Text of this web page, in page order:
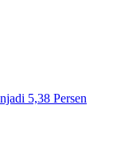
5,38 Persen